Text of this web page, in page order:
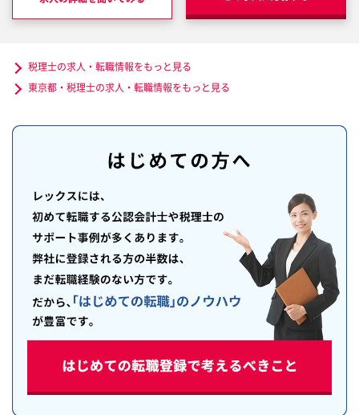
税理士の求人・転職情報をもっと見る
東京都・税理士の求人・転職情報をもっと見る